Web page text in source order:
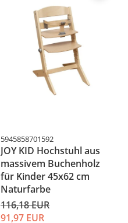
Eiche, Messing
Marmor
Eiche
Marmor
5945858701592
JOY KID Hochstuhl aus
massivem Buchenholz
für Kinder 45x62 cm
Naturfarbe
116,18 EUR
91,97 EUR